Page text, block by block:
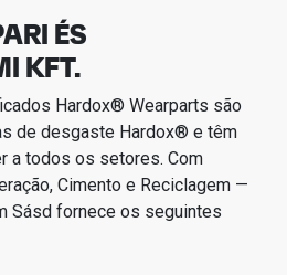
ÉS
KFT.
Hardox® Wearparts são
de desgaste Hardox® e têm
a todos os setores. Com
Cimento e Reciclagem —
Sásd fornece os seguintes